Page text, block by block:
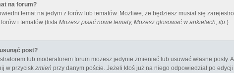
na forum?
temat na jedym z forów lub tematów. Możliwe, że będziesz musiał się
i tematów (lista Możesz pisać nowe tematy, Możesz głosować w ankietach, itp.)
post?
lub moderatorem forum możesz jedynie zmieniać lub usuwać własne
w przycisk zmień przy danym poście. Jeżeli ktoś już na niego odpowiedział po